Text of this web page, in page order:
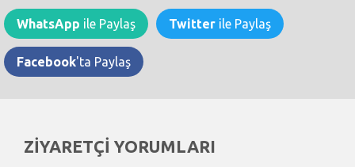
WhatsApp ile Paylaş Twitter ile Paylaş
Facebook'ta Paylaş
ZİYARETÇİ YORUMLARI